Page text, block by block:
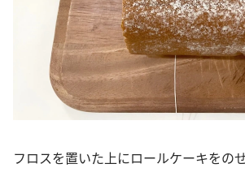
フロスを置いた上にロールケーキをのせ